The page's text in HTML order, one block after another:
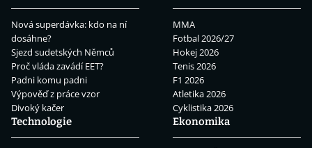
Nová superdávka: kdo na ní
dosáhne?
Sjezd sudetských Němců
Proč vláda zavádí EET?
Padni komu padni
Výpověď z práce vzor
Divoký kačer
MMA
Fotbal 2026/27
Hokej 2026
Tenis 2026
F1 2026
Atletika 2026
Cyklistika 2026
Technologie
Ekonomika